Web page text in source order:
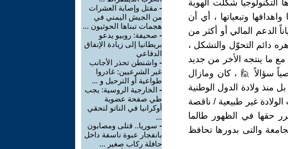
التكنولوجيا شكلت الهوية
وتبعياتها ، أي أن
الدعم المالي أو أكثر من
دائم التحوّل والتشكل ،
مع ما ينتجه الأخر من جديد
سؤالاً 🙋 ، كان ومازال
منذ ولادة الدول الوطنية
غير طبيعية / ناقصة
حقها في الظهور طالما
والتى بدورها تحافظ
- مقتل وإصابة العشرات
من الجيش اليمني في
هجمات تبناها الحوثيون ...
- صحيفة: روبيو يدعو
بريطانيا إلى زيادة الإنفاق
الدفاعي
- واشنطن تحذر الأجانب
غير الشرعيين: غادروا
طواعية أو الترحيل و ...
- الخارجية الروسية: يجب
طي صفحة عضوية
أوكرانيا في الناتو لتحقي
...
- سوريا.. قتلى ومصابون
بانفجار عبوة ناسفة داخل
حافلة ركاب صغير ...